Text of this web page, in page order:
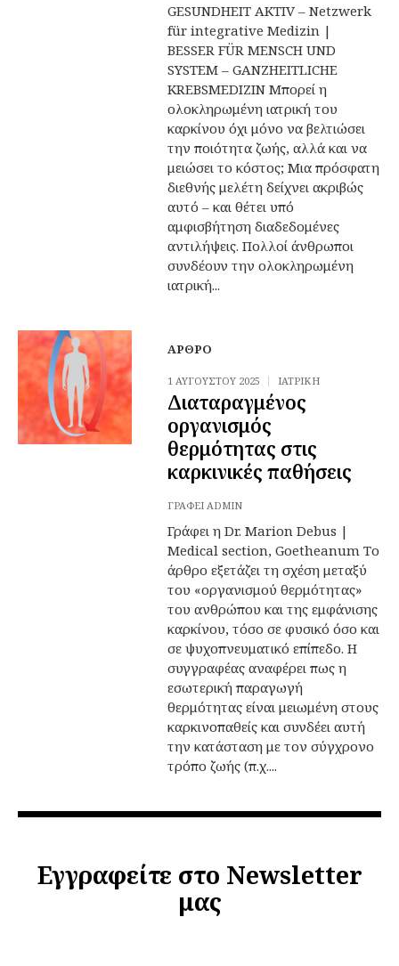
GESUNDHEIT AKTIV – Netzwerk
für integrative Medizin |
BESSER FÜR MENSCH UND
SYSTEM – GANZHEITLICHE
KREBSMEDIZIN Μπορεί η
ολοκληρωμένη ιατρική του
καρκίνου όχι μόνο να βελτιώσει
την ποιότητα ζωής, αλλά και να
μειώσει το κόστος; Μια πρόσφατη
διεθνής μελέτη δείχνει ακριβώς
αυτό – και θέτει υπό
αμφισβήτηση διαδεδομένες
αντιλήψεις. Πολλοί άνθρωποι
συνδέουν την ολοκληρωμένη
ιατρική...
ΆΡΘΡΟ
1 ΑΥΓΟΎΣΤΟΥ 2025 ΙΑΤΡΙΚΉ
Διαταραγμένος
οργανισμός
θερμότητας στις
καρκινικές παθήσεις
ΓΡΆΦΕΙ ADMIN
Γράφει η Dr. Marion Debus |
Medical section, Goetheanum Το
άρθρο εξετάζει τη σχέση μεταξύ
του «οργανισμού θερμότητας»
του ανθρώπου και της εμφάνισης
καρκίνου, τόσο σε φυσικό όσο και
σε ψυχοπνευματικό επίπεδο. Η
συγγραφέας αναφέρει πως η
εσωτερική παραγωγή
θερμότητας είναι μειωμένη στους
καρκινοπαθείς και συνδέει αυτή
την κατάσταση με τον σύγχρονο
τρόπο ζωής (π.χ....
Εγγραφείτε στο Newsletter
μας